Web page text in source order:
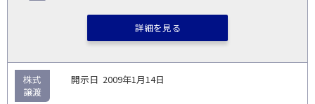
詳細を見る
2009年1月14日
株式
譲渡